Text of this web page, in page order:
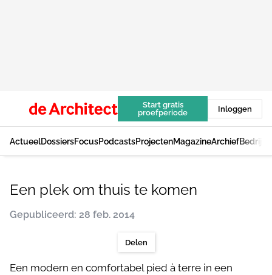
Start gratis
proefperiode
Inloggen
ActueelDossiersFocusPodcastsProjectenMagazineArchief
Een plek om thuis te komen
Gepubliceerd: 28 feb. 2014
Delen
Een modern en comfortabel pied à terre in een